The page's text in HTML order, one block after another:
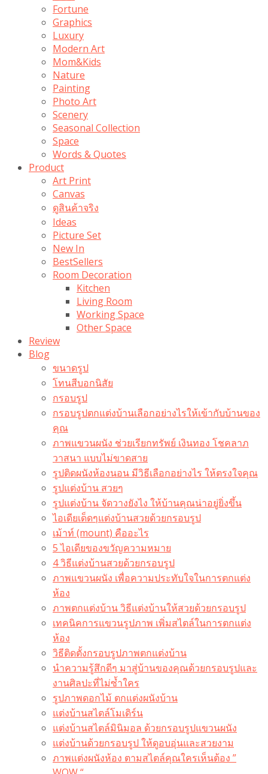
Fortune
Graphics
Luxury
Modern Art
Mom&Kids
Nature
Painting
Photo Art
Scenery
Seasonal Collection
Space
Words & Quotes
Product
Art Print
Canvas
ดูสินค้าจริง
Ideas
Picture Set
New In
BestSellers
Room Decoration
Kitchen
Living Room
Working Space
Other Space
Review
Blog
ขนาดรูป
โทนสีบอกนิสัย
กรอบรูป
กรอบรูปตกแต่งบ้านเลือกอย่างไรให้เข้ากับบ้านของ
คุณ
ภาพแขวนผนัง ช่วยเรียกทรัพย์ เงินทอง โชคลาภ
วาสนา แบบไม่ขาดสาย
รูปติดผนังห้องนอน มีวิธีเลือกอย่างไร ให้ตรงใจคุณ
รูปแต่งบ้าน สวยๆ
รูปแต่งบ้าน จัดวางยังไง ให้บ้านคุณน่าอยู่ยิ่งขึ้น
ไอเดียเด็ดๆแต่งบ้านสวยด้วยกรอบรูป
เม้าท์ (mount) คืออะไร​
5 ไอเดียของขวัญความหมาย
4 วิธีแต่งบ้านสวยด้วยกรอบรูป
ภาพแขวนผนัง เพื่อความประทับใจในการตกแต่ง
ห้อง
ภาพตกแต่งบ้าน วิธีแต่งบ้านให้สวยด้วยกรอบรูป
เทคนิคการแขวนรูปภาพ เพิ่มสไตล์ในการตกแต่ง
ห้อง
วิธีติดตั้งกรอบรูปภาพตกแต่งบ้าน
นำความรู้สึกดีๆ มาสู่บ้านของคุณด้วยกรอบรูปและ
งานศิลปะที่ไม่ซ้ำใคร
รูปภาพดอกไม้ ตกแต่งผนังบ้าน
แต่งบ้านสไตล์โมเดิร์น
แต่งบ้านสไตล์มินิมอล ด้วยกรอบรูปแขวนผนัง
แต่งบ้านด้วยกรอบรูป ให้ดูอบอุ่นและสวยงาม
ภาพแต่งผนังห้อง ตามสไตล์คุณใครเห็นต้อง ”